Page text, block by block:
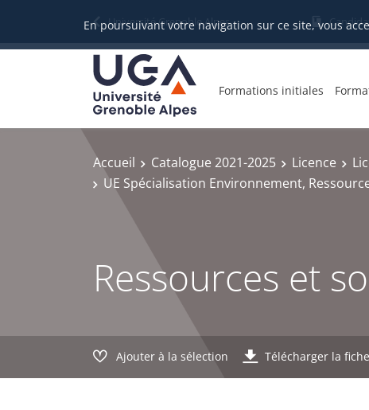
En poursuivant votre navigation sur ce site, vous
Université Grenoble Alpes
Formations initiales
Accueil Catalogue 2021-2025 Licence
UE Spécialisation Environnement,
Ressources et
Ajouter à la sélection Télécharger la